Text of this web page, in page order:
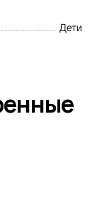
Дети